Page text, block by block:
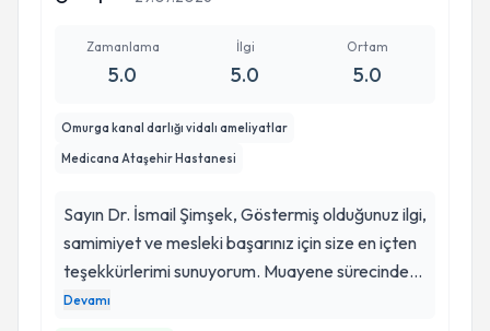
Zamanlama
5.0
İlgi
5.0
Ortam
5.0
Omurga kanal darlığı vidalı ameliyatlar
Medicana Ataşehir Hastanesi
Sayın Dr. İsmail Şimşek, Göstermiş olduğunuz ilgi,
samimiyet ve mesleki başarınız için size en içten
teşekkürlerimi sunuyorum. Muayene sürecinde
beni dikkatle dinlemeniz, tüm sorularıma sabırla
Devamı